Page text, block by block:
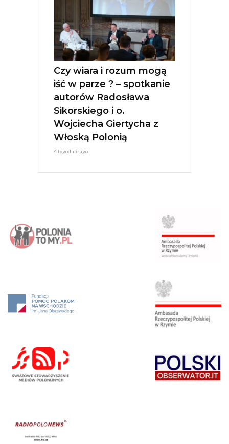
Czy wiara i rozum mogą
iść w parze ? – spotkanie
autorów Radosława
Sikorskiego i o.
Wojciecha Giertycha z
Włoską Polonią
4 tygodnie ago